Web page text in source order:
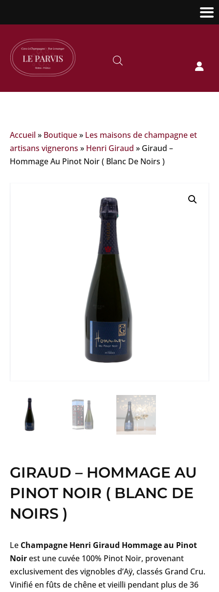

Accueil » Boutique» Les maisons de champagne et
artisans vignerons » Henri Giraud » Giraud –
Hommage Au Pinot Noir ( Blanc De Noirs )
GIRAUD – HOMMAGE AU
PINOT NOIR ( BLANC DE
NOIRS )
Le Champagne Henri Giraud Hommage au Pinot
Noirest une cuvée 100% Pinot Noir, provenant
exclusivement des vignobles d’Aÿ, classés Grand Cru.
Vinifié en fûts de chêne et vieilli pendant plus de 36